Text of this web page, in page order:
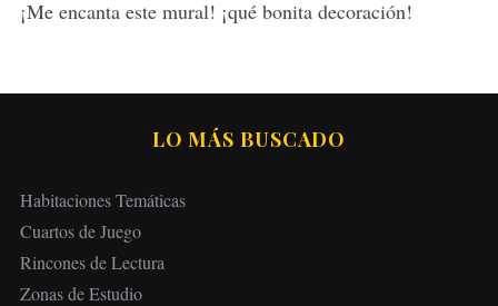
s
¡Me encanta este mural! ¡qué bonita decoración!
LO MÁS BUSCADO
Habitaciones Temáticas
Cuartos de Juego
Rincones de Lectura
Zonas de Estudio